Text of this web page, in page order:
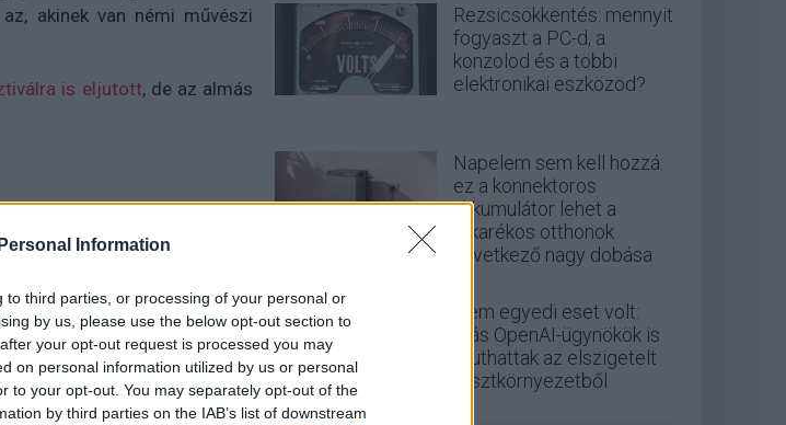
Information
third parties, or processing of your personal or
by us, please use the below opt-out section to
your opt-out request is processed you may
on personal information utilized by us or personal
to your opt-out. You may separately opt-out of the
by third parties on the IAB’s list of downstream
akinek van némi művészi
is eljutott, de az almás
filmeket ismerhetünk meg,
pedig nem akármilyen
között a Büszkeség és
állt elő, ami valójában egy
Az előzetesét már meg is
Rezsicsökkentés: mennyit
fogyaszt a PC-d, a
konzolod és a többi
elektronikai eszközöd?
Napelem sem kell hozzá:
ez a konnektoros
akkumulátor lehet a
takarékos otthonok
következő nagy dobása
Nem egyedi eset volt:
más OpenAI-ügynökök is
kijuthattak az elszigetelt
tesztkörnyezetből